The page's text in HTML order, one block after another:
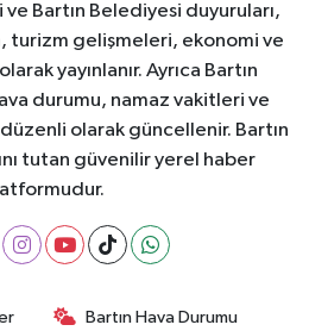
ve Bartın Belediyesi duyuruları,
turizm gelişmeleri, ekonomi ve
yayınlanır. Ayrıca Bartın
durumu, namaz vakitleri ve
olarak güncellenir. Bartın
tutan güvenilir yerel haber
Bartın Hava Durumu